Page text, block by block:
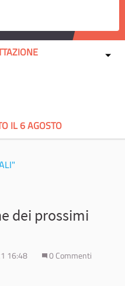
IL 6 AGOSTO
dei prossimi
16:48
0 Commenti